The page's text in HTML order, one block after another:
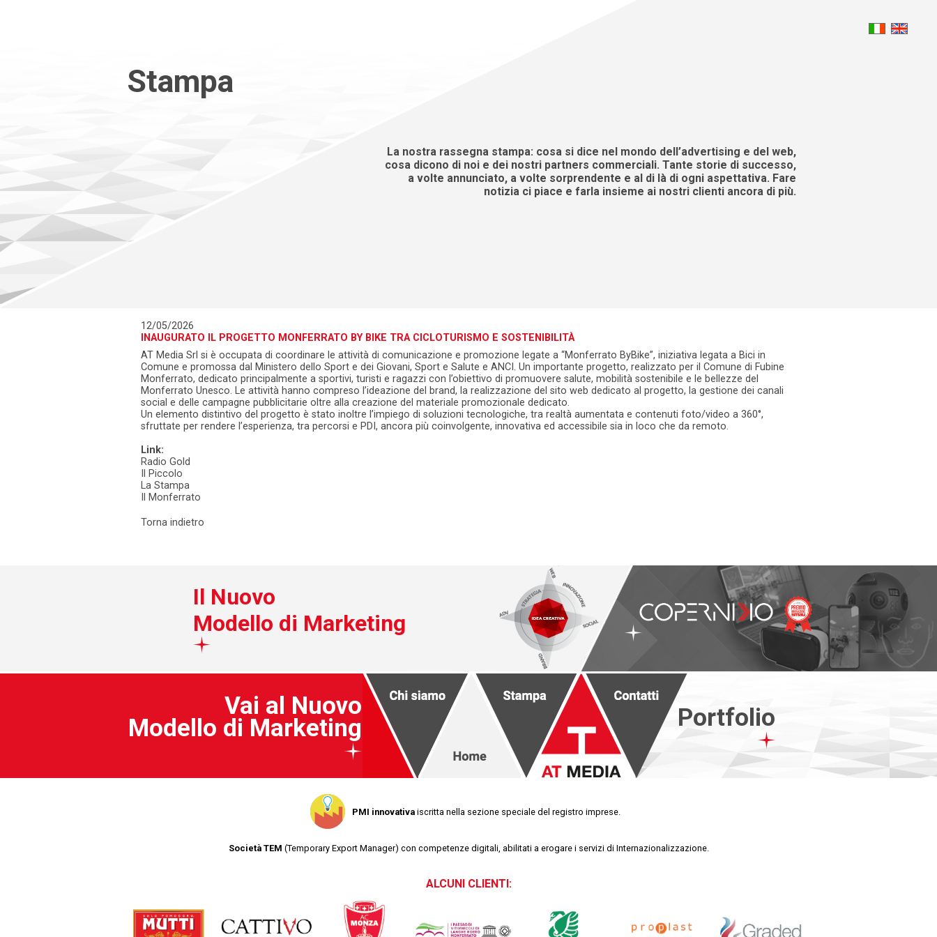
Stampa
La nostra rassegna stampa: cosa si dice nel mondo dell’advertising e del web,
cosa dicono di noi e dei nostri partners commerciali. Tante storie di successo,
a volte annunciato, a volte sorprendente e al di là di ogni aspettativa. Fare
notizia ci piace e farla insieme ai nostri clienti ancora di più.
12/05/2026
INAUGURATO IL PROGETTO MONFERRATO BY BIKE TRA CICLOTURISMO E SOSTENIBILITÀ
AT Media Srl si è occupata di coordinare le attività di comunicazione e promozione legate a “Monferrato ByBike”, iniziativa legata a Bici in
Comune e promossa dal Ministero dello Sport e dei Giovani, Sport e Salute e ANCI. Un importante progetto, realizzato per il Comune di Fubine
Monferrato, dedicato principalmente a sportivi, turisti e ragazzi con l’obiettivo di promuovere salute, mobilità sostenibile e le bellezze del
Monferrato Unesco. Le attività hanno compreso l’ideazione del brand, la realizzazione del sito web dedicato al progetto, la gestione dei canali
social e delle campagne pubblicitarie oltre alla creazione del materiale promozionale dedicato.
Un elemento distintivo del progetto è stato inoltre l’impiego di soluzioni tecnologiche, tra realtà aumentata e contenuti foto/video a 360°,
sfruttate per rendere l’esperienza, tra percorsi e PDI, ancora più coinvolgente, innovativa ed accessibile sia in loco che da remoto.
Link:
Radio Gold
Il Piccolo
La Stampa
Il Monferrato
Torna indietro
Il Nuovo
Modello di Marketing
Vai al Nuovo
Modello di Marketing Portfolio
PMI innovativaiscritta nella sezione speciale del registro imprese.
Società TEM (Temporary Export Manager) con competenze digitali, abilitati a erogare i servizi di Internazionalizzazione.
ALCUNI CLIENTI: